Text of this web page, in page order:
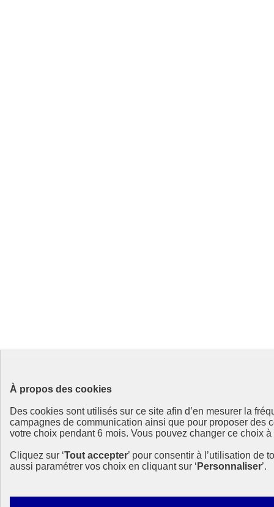
À propos des cookies
Des cookies sont utilisés sur ce site afin d’en mesurer la
campagnes de communication ainsi que pour proposer des
votre choix pendant 6 mois. Vous pouvez changer ce choix
Cliquez sur ‘Tout accepter’ pour consentir à l’utilisation de
aussi paramétrer vos choix en cliquant sur ‘ Personnaliser’.